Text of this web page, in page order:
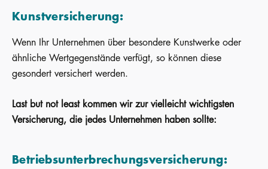
Kunstversicherung:
Wenn Ihr Unternehmen über besondere Kunstwerke oder
ähnliche Wertgegenstände verfügt, so können diese
gesondert versichert werden.
Last but not least kommen wir zur vielleicht wichtigsten
Versicherung, die jedes Unternehmen haben sollte:
Betriebsunterbrechungsversicherung: